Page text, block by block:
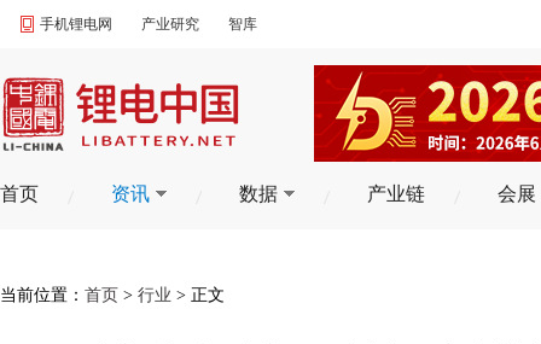
手机锂电网 产业研究 智库
首页 资讯 数据 产业链 会展
当前位置： 首页 > 行业 > 正文